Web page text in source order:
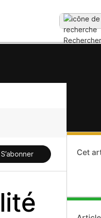
Rechercher
S’abonner Cet